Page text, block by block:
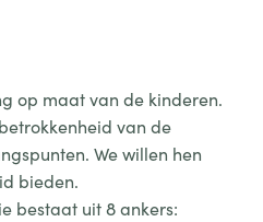
op maat van de kinderen.
van de
We willen hen
bieden.
bestaat uit 8 ankers: